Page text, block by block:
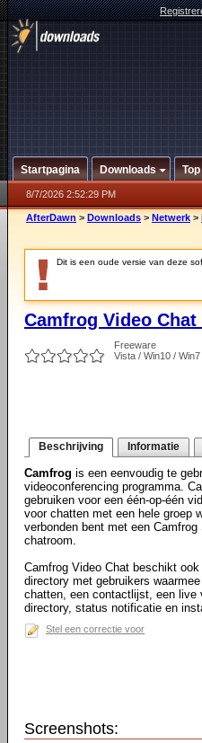
Startpagina Downloads
8/7/2026 2:52:29 PM
AfterDawn > Downloads > Netwerk >
Dit is een oude versie van deze
Camfrog Video Chat
Freeware
Vista / Win10 /
Beschrijving Informatie
Camfrog is een eenvoudig te
videoconferencing programma.
gebruiken voor een één-op-één
voor chatten met een hele groep
verbonden bent met een Camfrog
chatroom.
Camfrog Video Chat beschikt
directory met gebruikers
chatten, een contactlijst, een live
directory, status notificatie en
Stel een correctie voor
Screenshots: